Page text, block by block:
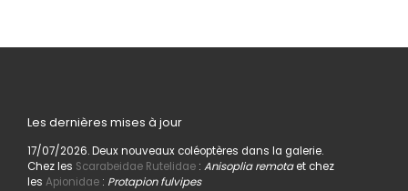
Les dernières mises à jour
17/07/2026. Deux nouveaux coléoptères dans la galerie.
Chez les Scarabeidae Rutelidae: Anisoplia remotaet chez
les Apionidae: Protapion fulvipes